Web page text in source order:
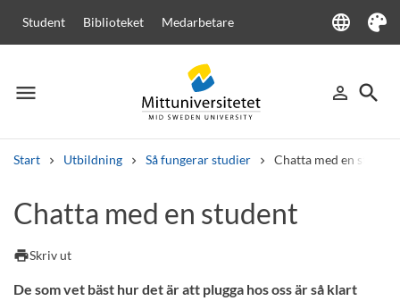
Student Biblioteket Medarbetare language
Language
Tema
menu
Meny person_outline
Logga in
search
Sök
Start Utbildning Så fungerar studier Chatta med en student
Andra söktjänster
Kurser och program
Chatta med en student
printSkriv ut
De som vet bäst hur det är att plugga hos oss är så klart